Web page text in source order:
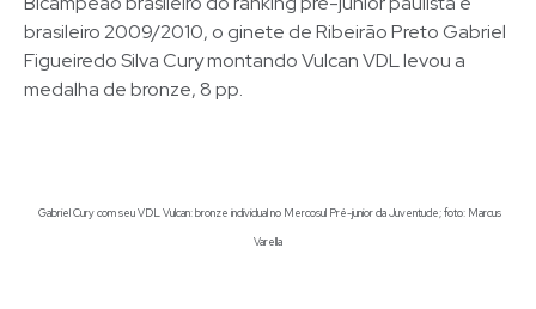
brasileiro 2009/2010, o ginete de Ribeirão Preto Gabriel
Figueiredo Silva Cury montando Vulcan VDL levou a
medalha de bronze, 8 pp.
Gabriel Cury com seu VDL Vulcan: bronze individual no Mercosul Pré-junior da Juventude; foto: Marcus
Varella